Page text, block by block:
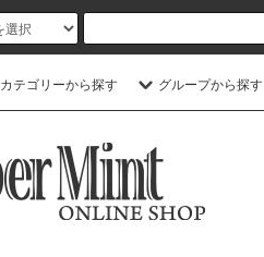
カテゴリーから探す グループから探す